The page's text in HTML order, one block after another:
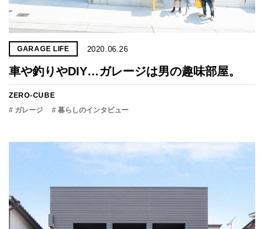
GARAGE LIFE 2020.06.26
車や釣りやDIY…ガレージは男の趣味部屋。
ZERO-CUBE
# ガレージ
# 暮らしのインタビュー